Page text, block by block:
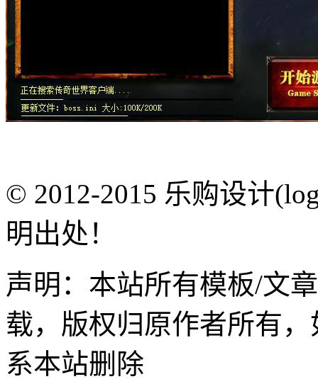
© 2012-2015 乐购设计
明出处！
声明：本站所有模板/文
载，版权归原作者所有
系本站删除